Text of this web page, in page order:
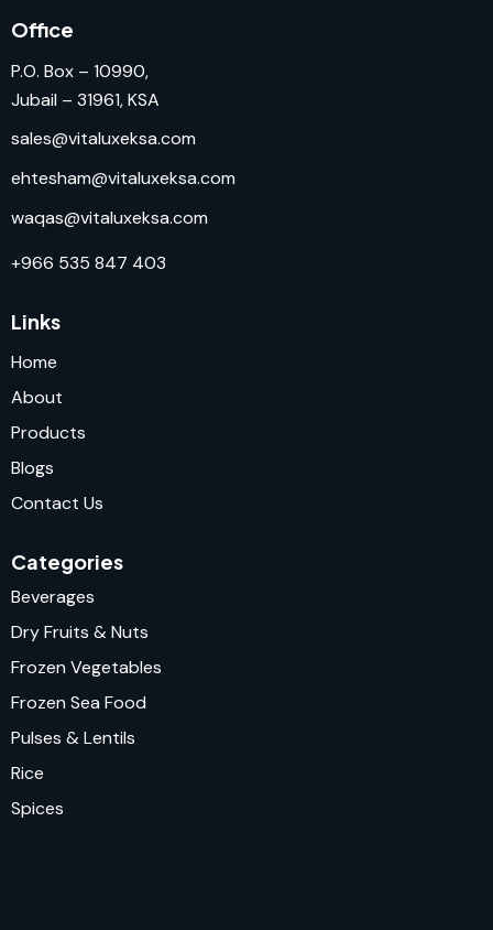
Office
P.O. Box – 10990,
Jubail – 31961, KSA
sales@vitaluxeksa.com
ehtesham@vitaluxeksa.com
waqas@vitaluxeksa.com
+966 535 847 403
Links
Home
About
Products
Blogs
Contact Us
Categories
Beverages
Dry Fruits & Nuts
Frozen Vegetables
Frozen Sea Food
Pulses & Lentils
Rice
Spices